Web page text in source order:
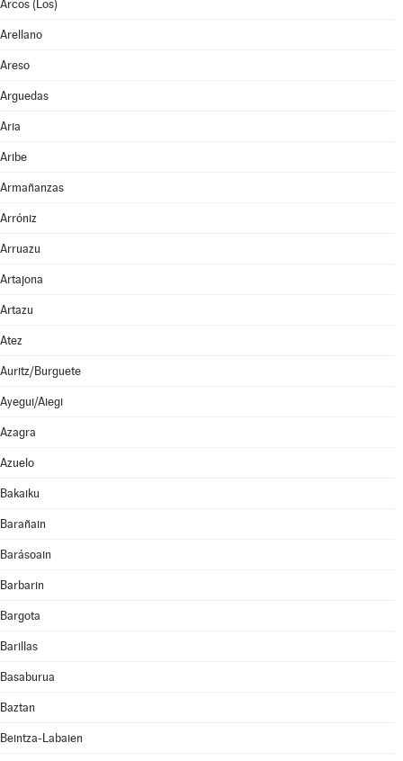
Arcos (Los)
Arellano
Areso
Arguedas
Aria
Aribe
Armañanzas
Arróniz
Arruazu
Artajona
Artazu
Atez
Auritz/Burguete
Ayegui/Aiegi
Azagra
Azuelo
Bakaiku
Barañain
Barásoain
Barbarin
Bargota
Barillas
Basaburua
Baztan
Beintza-Labaien